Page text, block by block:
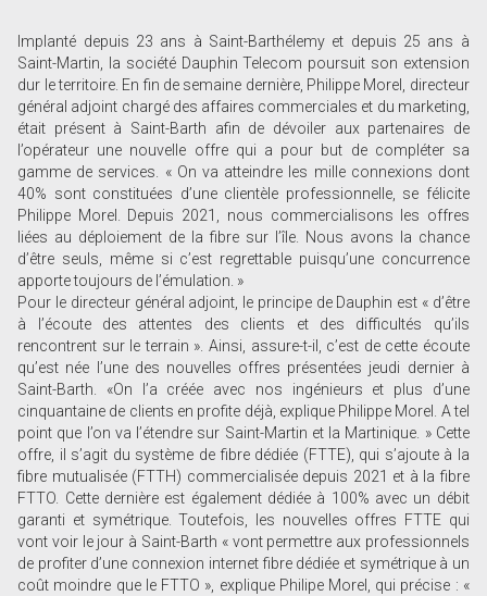
Implanté depuis 23 ans à Saint-Barthélemy et depuis 25 ans à
Saint-Martin, la société Dauphin Telecom poursuit son extension
dur le territoire. En fin de semaine dernière, Philippe Morel, directeur
général adjoint chargé des affaires commerciales et du marketing,
était présent à Saint-Barth afin de dévoiler aux partenaires de
l’opérateur une nouvelle offre qui a pour but de compléter sa
gamme de services. « On va atteindre les mille connexions dont
40% sont constituées d’une clientèle professionnelle, se félicite
Philippe Morel. Depuis 2021, nous commercialisons les offres
liées au déploiement de la fibre sur l’île. Nous avons la chance
d’être seuls, même si c’est regrettable puisqu’une concurrence
apporte toujours de l’émulation. »
Pour le directeur général adjoint, le principe de Dauphin est « d’être
à l’écoute des attentes des clients et des difficultés qu’ils
rencontrent sur le terrain ». Ainsi, assure-t-il, c’est de cette écoute
qu’est née l’une des nouvelles offres présentées jeudi dernier à
Saint-Barth. «On l’a créée avec nos ingénieurs et plus d’une
cinquantaine de clients en profite déjà, explique Philippe Morel. A tel
point que l’on va l’étendre sur Saint-Martin et la Martinique. » Cette
offre, il s’agit du système de fibre dédiée (FTTE), qui s’ajoute à la
fibre mutualisée (FTTH) commercialisée depuis 2021 et à la fibre
FTTO. Cette dernière est également dédiée à 100% avec un débit
garanti et symétrique. Toutefois, les nouvelles offres FTTE qui
vont voir le jour à Saint-Barth « vont permettre aux professionnels
de profiter d’une connexion internet fibre dédiée et symétrique à un
coût moindre que le FTTO », explique Philipe Morel, qui précise : «